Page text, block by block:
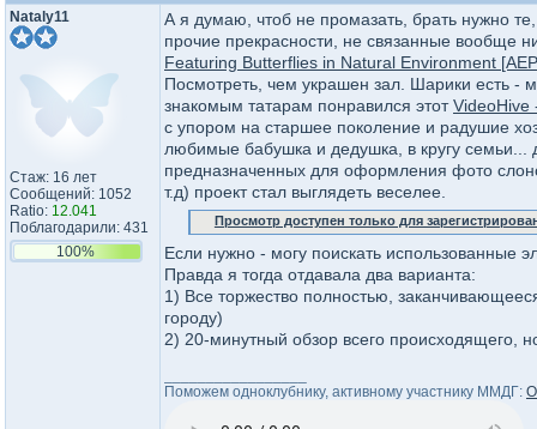
Nataly11
Стаж: 16 лет
Сообщений: 1052
Ratio: 12.041
Поблагодарили: 431
100%
А я думаю, чтоб не промазать, брать нужно
прочие прекрасности, не связанные вообще
Featuring Butterflies in Natural Environment
Посмотреть, чем украшен зал. Шарики есть -
знакомым татарам понравился этотVideoHive
с упором на старшее поколение и радушие
любимые бабушка и дедушка, в кругу семьи...
предназначенных для оформления фото
т.д) проект стал выглядеть веселее.
Просмотр доступен только для
Если нужно - могу поискать использованные
Правда я тогда отдавала два варианта:
1) Все торжество полностью,
городу)
2) 20-минутный обзор всего происходящего,
Поможем одноклубнику, активному участнику ММДГ: